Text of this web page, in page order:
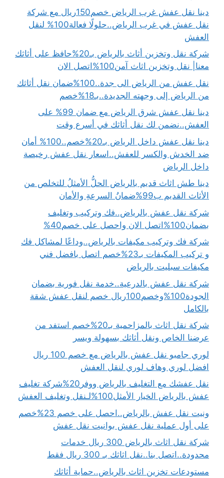
دينا نقل عفش غرب الرياض خصم150ريال مع شركة
نقل عفش في غرب الرياض..حلولًا فعالة100% لنقل
العفش
شركة نقل وتخزين أثاث بالرياض بـ20%حافظ على أثاثك
معنا| نقل وتخزين اثاث آمن100%اتصل الان
نقل عفش من الرياض الى جدة..100%ضمان نقل أثاثك
من الرياض إلى وجهته الجديدة..بـ18%خصم
دينا نقل عفش شرق الرياض مع ضمان 99% على
العفش..نضمن لك نقل أثاثك في أسرع وقت
دينا نقل عفش داخل الرياض بـ20%خصم..100% أمان
ضد الخدش والكسر للعفش..اسعار نقل عفش رخيصة
داخل الرياض
دينا طش اثاث قديم بالرياض الحلُّ الأمثلُ للتخلص من
الأثاث القديم ب99%ضمانُ السرعةِ والأمان
شركة نقل عفش بالرياض..فك وتركيب وتغليف
بضمان100%اتصل الان واحصل على خصم40%
شركة فك وتركيب مكيفات بالرياض..وداعًا لمشاكل فك
و تركيب المكيفات بـ23%خصم اتصل بافضل فني
مكيفات سبليت بالرياض
شركة نقل عفش بالدرعية..خدمة نقل فورية بضمان
الجودة100%وخصم100ريال خصم لنقل عفش شقة
بالكامل
شركة نقل اثاث بالمزاحمية بـ20%خصم استفد من
عرضنا الخاص ونقل أثاثك بسهولة ويسر
لوري جامبو نقل عفش بالرياض مع خصم 100 ريال
افضل لوري وهاف لوري لنقل العفش
نقل عفشك مع التغليف بالرياض ووفر20%شركة تغليف
عفش بالرياض الخيار الأمثل100%لـنقل وتغليف العفش
ونيت نقل عفش بالرياض..احصل على خصم 23%خصم
على أول عملية نقل عفش بوانيت نقل عفش
شركة نقل اثاث بالرياض 300 ريال خدمات
محدودة..اتصل بنا..نقل اثاثك بـ 300 ريال فقط
مستودعات تخزين اثاث بالرياض..حماية أثاثك